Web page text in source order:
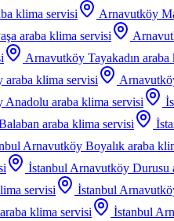
klima servisi Arnavutköy
araba klima servisi
Arnavutköy Tayakadın araba
araba klima servisi
Anadolu araba klima servisi
araba klima servisi
Arnavutköy Boyalık araba
İstanbul Arnavutköy Durusu
servisi İstanbul
araba klima servisi İstanbul